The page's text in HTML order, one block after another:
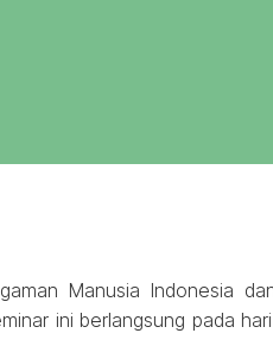
Manusia Indonesia
ini berlangsung pada hari